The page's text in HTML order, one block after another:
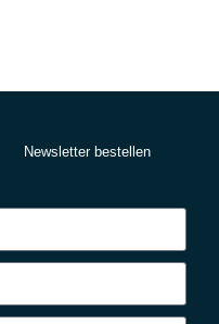
Newsletter bestellen